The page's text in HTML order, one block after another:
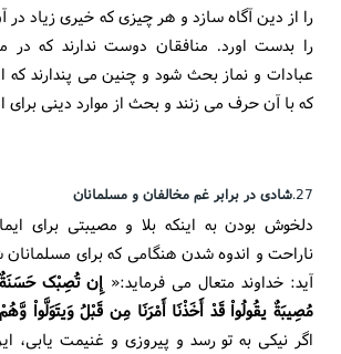
را از دین آگاه سازد و هر چیزی که خیری زیاد در
را بدست اورد. منافقان دوست ندارند که
عبادات و نماز بحث شود و چنین می پندارند که
که با آن حرف می زنند و بحث از موارد دینی برای
27.شادی در برابر غم مخالفان و مسلمانان
دلخوش بودن به اینکه بلا و مصیبتی برای
ناراحت و اندوه شدن هنگامی که برای
آید: خداوند متعال می فرماید:« إِن تُصِبْک
مُصِیبَةٌ یقُولُواْ قَدْ أَخَذْنَا أَمْرَنَا مِن قَبْلُ وَیتَوَلَّواْ
اگر نیکی به تو رسد و پیروزی و غنیمت یابی،